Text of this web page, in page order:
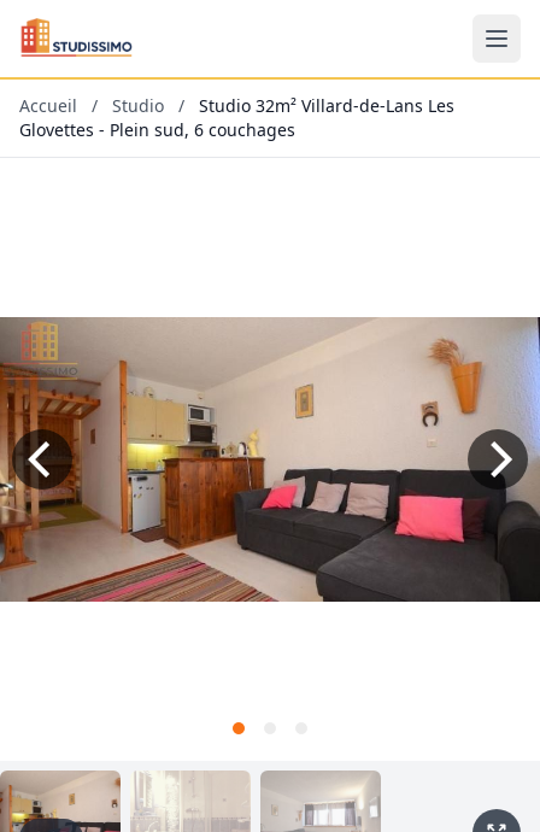
Accueil / Studio /
Studio 32m² Villard-de-Lans Les
Glovettes - Plein sud, 6 couchages